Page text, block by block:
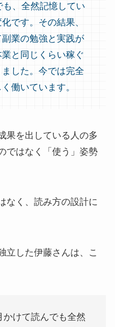
、全然記憶してい
です。その結果、
業の勉強と実践が
と同じくらい稼ぐ
した。今では完全
働いています。
果を出している人の多
ではなく「使う」姿勢
なく、読み方の設計に
立した伊藤さんは、こ
かけて読んでも全然